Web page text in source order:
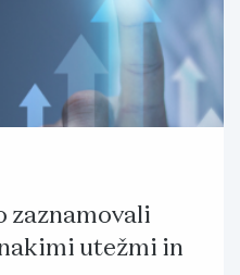
zaznamovali
utežmi in